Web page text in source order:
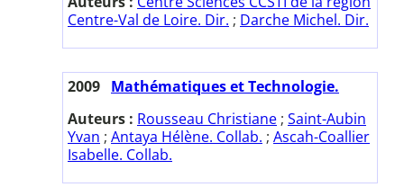
Centre-Val de Loire. Dir. ; Darche Michel. Dir.
2009 Mathématiques et Technologie.
Auteurs : Rousseau Christiane ; Saint-Aubin
Yvan ; Antaya Hélène. Collab. ; Ascah-Coallier
Isabelle. Collab.